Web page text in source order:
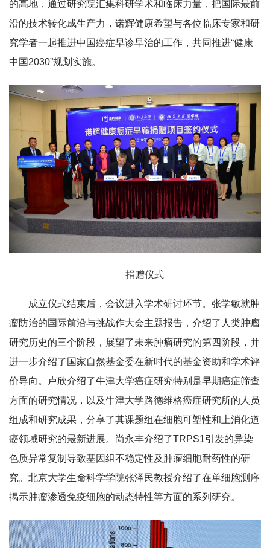
的高地，通过研究院汇集科研学术和临床力量，把国际最前
沿的技术转化成生产力，诺辉健康希望与各位临床专家和研
究学者一起推进中国癌症早诊早治的工作，共同推进“健康
中国2030”规划实施。
捐赠仪式
成立仪式结束后，会议进入学术研讨环节。张学敏就肿
瘤防治的国际前沿与挑战作大会主题报告，介绍了人类肿瘤
研究历史的三个阶段，展望了未来肿瘤研究的第四阶段，并
进一步介绍了国家自然基金委在新时代的基金资助和学术评
价导向。卢欣介绍了牛津大学癌症研究特别是早期癌症筛查
方面的研究情况，以及牛津大学路德维格癌症研究所的人员
组成和研究成果，分享了其课题组在细胞可塑性和上消化道
癌领域研究的最新进展。尚永丰介绍了TRPS1引发的异染
色质异常复制导致基因组不稳定性及肿瘤细胞耐药性的研
究。北京大学生命科学学院张泽民教授介绍了在单细胞测序
揭示肿瘤渗透免疫细胞的动态特性等方面的系列研究。